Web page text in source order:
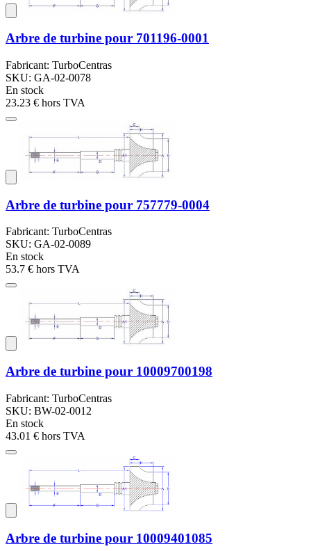
Arbre de turbine pour 701196-0001
Fabricant: TurboCentras
SKU: GA-02-0078
En stock
23.23 € hors TVA
Arbre de turbine pour 757779-0004
Fabricant: TurboCentras
SKU: GA-02-0089
En stock
53.7 € hors TVA
Arbre de turbine pour 10009700198
Fabricant: TurboCentras
SKU: BW-02-0012
En stock
43.01 € hors TVA
Arbre de turbine pour 10009401085